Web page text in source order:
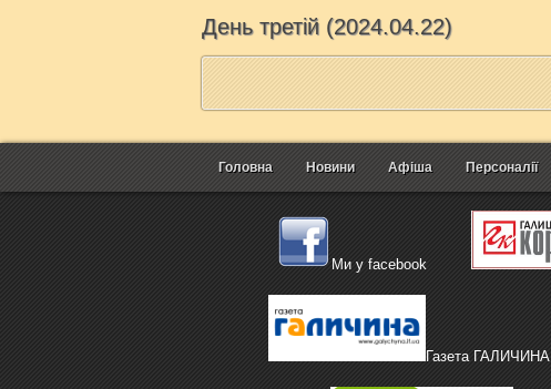
День третій (2024.04.22)
Головна Новини Афіша Персоналії
Ми у facebook
Газета ГАЛИЧИНА